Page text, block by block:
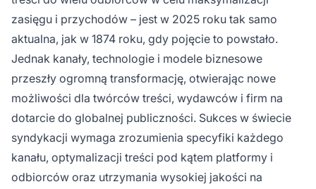
zasięgu i przychodów – jest w 2025 roku tak samo
aktualna, jak w 1874 roku, gdy pojęcie to powstało.
Jednak kanały, technologie i modele biznesowe
przeszły ogromną transformację, otwierając nowe
możliwości dla twórców treści, wydawców i firm na
dotarcie do globalnej publiczności. Sukces w świecie
syndykacji wymaga zrozumienia specyfiki każdego
kanału, optymalizacji treści pod kątem platformy i
odbiorców oraz utrzymania wysokiej jakości na